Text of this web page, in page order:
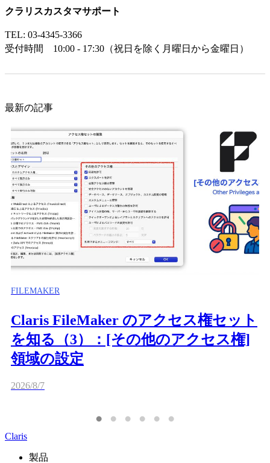
クラリスカスタマサポート
TEL: 03-4345-3366
受付時間 10:00 - 17:30（祝日を除く月曜日から金曜日）
最新の記事
FILEMAKER
Claris FileMaker のアクセス権セット
を知る（3）：[その他のアクセス権]
領域の設定
2026/8/7
Claris
製品